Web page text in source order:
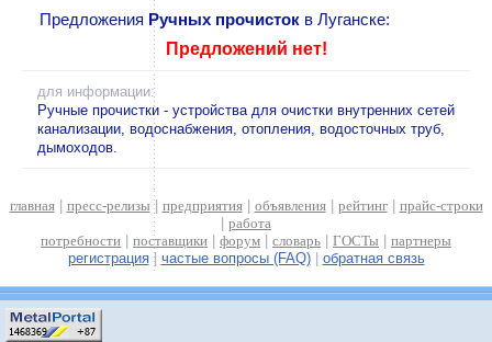
Предложения Ручных прочисток в Луганске:
Предложений нет!
для информации:
Ручные прочистки - устройства для очистки внутренних сетей
канализации, водоснабжения, отопления, водосточных труб,
дымоходов.
главная| пресс-релизы | предприятия| объявления| рейтинг| прайс-строки
работа
потребности
поставщики форум словарь ГОСТы
партнеры
регистрация| частые вопросы (FAQ)| обратная связь